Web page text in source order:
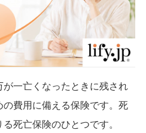
一亡くなったときに残され
費用に備える保険です。死
死亡保険のひとつです。